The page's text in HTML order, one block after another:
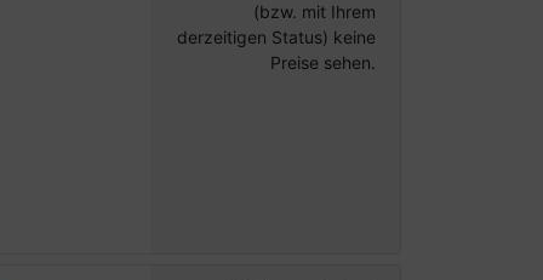
(bzw. mit Ihrem
derzeitigen Status) keine
Preise sehen.